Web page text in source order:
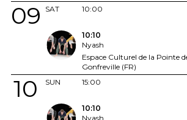
SAT
09 10:00
10:10
Nyash
Espace Culturel de la Pointe
Gonfreville (FR)
SUN
10 15:00
10:10
Nyash